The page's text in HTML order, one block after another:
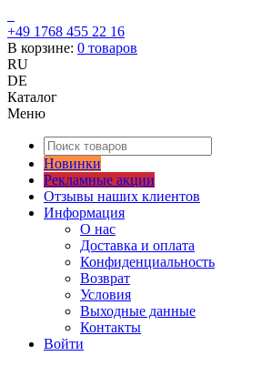
+49 1768 455 22 16
В корзине: 0 товаров
RU
DE
Каталог
Меню
Новинки
Рекламные акции
Отзывы наших клиентов
Информация
О нас
Доставка и оплата
Конфиденциальность
Возврат
Условия
Выходные данные
Контакты
Войти